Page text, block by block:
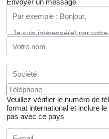
Envoyer un message
Veuillez vérifier le numéro de
format international et inclure
pas avec ce pays